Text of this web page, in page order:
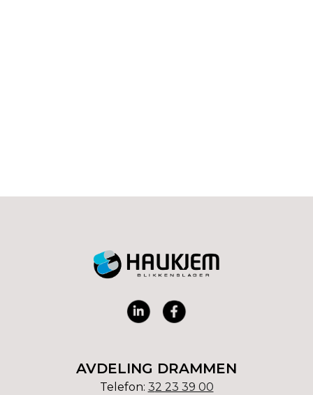
AVDELING DRAMMEN
Telefon: 32 23 39 00